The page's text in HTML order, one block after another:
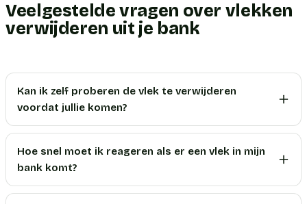
Veelgestelde vragen over vlekken
verwijderen uit je bank
Kan ik zelf proberen de vlek te verwijderen
voordat jullie komen?
Hoe snel moet ik reageren als er een vlek in mijn
bank komt?